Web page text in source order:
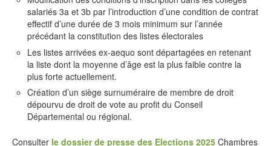
salariés 3a et 3b par l’introduction d’une condition de contrat
effectif d’une durée de 3 mois minimum sur l’année
précédant la constitution des listes électorales
Les listes arrivées ex-aequo sont départagées en retenant
la liste dont la moyenne d’âge est la plus faible contre la
plus forte actuellement.
Création d’un siège surnuméraire de membre de droit
dépourvu de droit de vote au profit du Conseil
Départemental ou régional.
Consulter le dossier de presse des Elections 2025 Chambres